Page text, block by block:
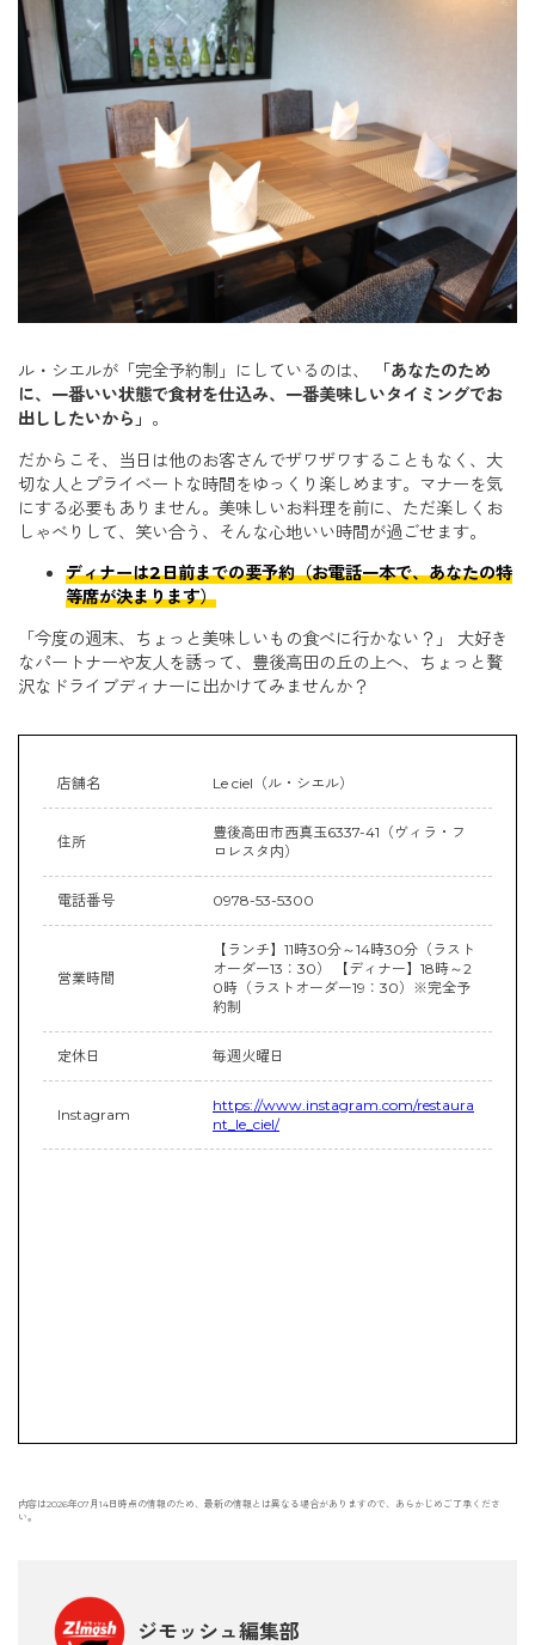
ル・シエルが「完全予約制」にしているのは、
「あなたのため
に、一番いい状態で食材を仕込み、一番美味しいタイミングでお
出ししたいから」 。
だからこそ、当日は他のお客さんでザワザワすることもなく、大
切な人とプライベートな時間をゆっくり楽しめます。マナーを気
にする必要もありません。美味しいお料理を前に、ただ楽しくお
しゃべりして、笑い合う、そんな心地いい時間が過ごせます。
ディナーは2日前までの要予約（お電話一本で、あなたの特
等席が決まります）
「今度の週末、ちょっと美味しいもの食べに行かない？」 大好き
なパートナーや友人を誘って、豊後高田の丘の上へ、ちょっと贅
沢なドライブディナーに出かけてみませんか？
店舗名 Le ciel（ル・シエル）
住所
豊後高田市西真玉6337-41（ヴィラ・フ
ロレスタ内）
電話番号 0978-53-5300
営業時間
【ランチ】11時30分～14時30分（ラスト
オーダー13：30） 【ディナー】18時～2
0時（ラストオーダー19：30）※完全予
約制
定休日 毎週火曜日
Instagram
https://www.instagram.com/restaura
nt_le_ciel/
内容は2026年07月14日時点の情報のため、最新の情報とは異なる場合がありますので、あらかじめご了承くださ
い。
ジモッシュ編集部